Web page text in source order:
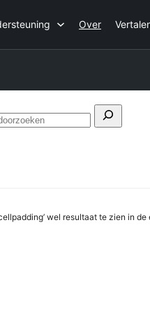
Over
Forums
wel resultaat te zien in